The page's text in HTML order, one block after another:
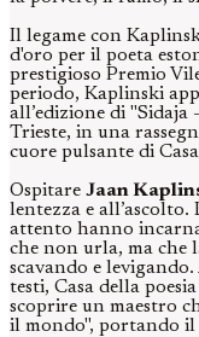
Il legame con
d'oro per il poeta
prestigioso Premio
periodo, Kaplinski
all’edizione di
Trieste, in una
cuore pulsante di
Ospitare Jaan
lentezza e all’ascolto.
attento hanno
che non urla, ma che
scavando e
testi, Casa della
scoprire un maestro
il mondo", portando il